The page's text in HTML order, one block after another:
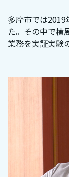
多摩市では2019
た。その中で横
業務を実証実験